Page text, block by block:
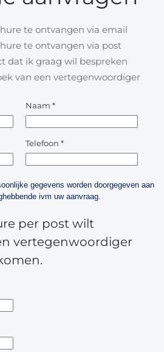
te ontvangen via email
te ontvangen via post
dat ik graag wil bespreken
van een vertegenwoordiger
Naam *
Telefoon *
gegevens worden doorgegeven aan
ivm uw aanvraag.
per post wilt
vertegenwoordiger